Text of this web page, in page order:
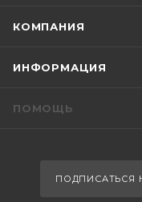
КОМПАНИЯ
ИНФОРМАЦИЯ
ПОМОЩЬ
ПОДПИСАТЬСЯ